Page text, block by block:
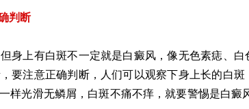
判断
上有白斑不一定就是白癜风，像无色素痣、白
要注意正确判断，人们可以观察下身上长的白
样光滑无鳞屑，白斑不痛不痒，就要警惕是白癜